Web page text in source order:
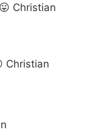
Christian
Christian